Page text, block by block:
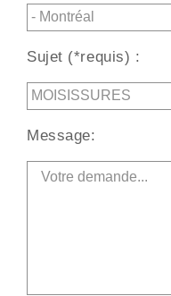
Sujet (*requis) :
Message: